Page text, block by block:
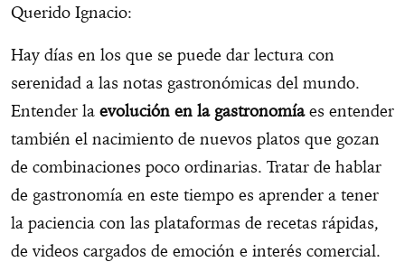
Querido Ignacio:
Hay días en los que se puede dar lectura con
serenidad a las notas gastronómicas del mundo.
Entender la evolución en la gastronomíaes entender
también el nacimiento de nuevos platos que gozan
de combinaciones poco ordinarias. Tratar de hablar
de gastronomía en este tiempo es aprender a tener
la paciencia con las plataformas de recetas rápidas,
de videos cargados de emoción e interés comercial.